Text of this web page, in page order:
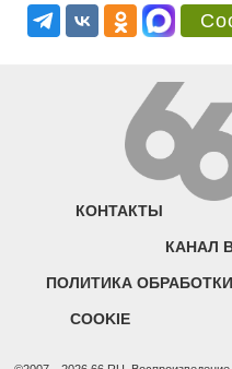
КОНТАКТЫ
КАНАЛ В
ПОЛИТИКА
COOKIE